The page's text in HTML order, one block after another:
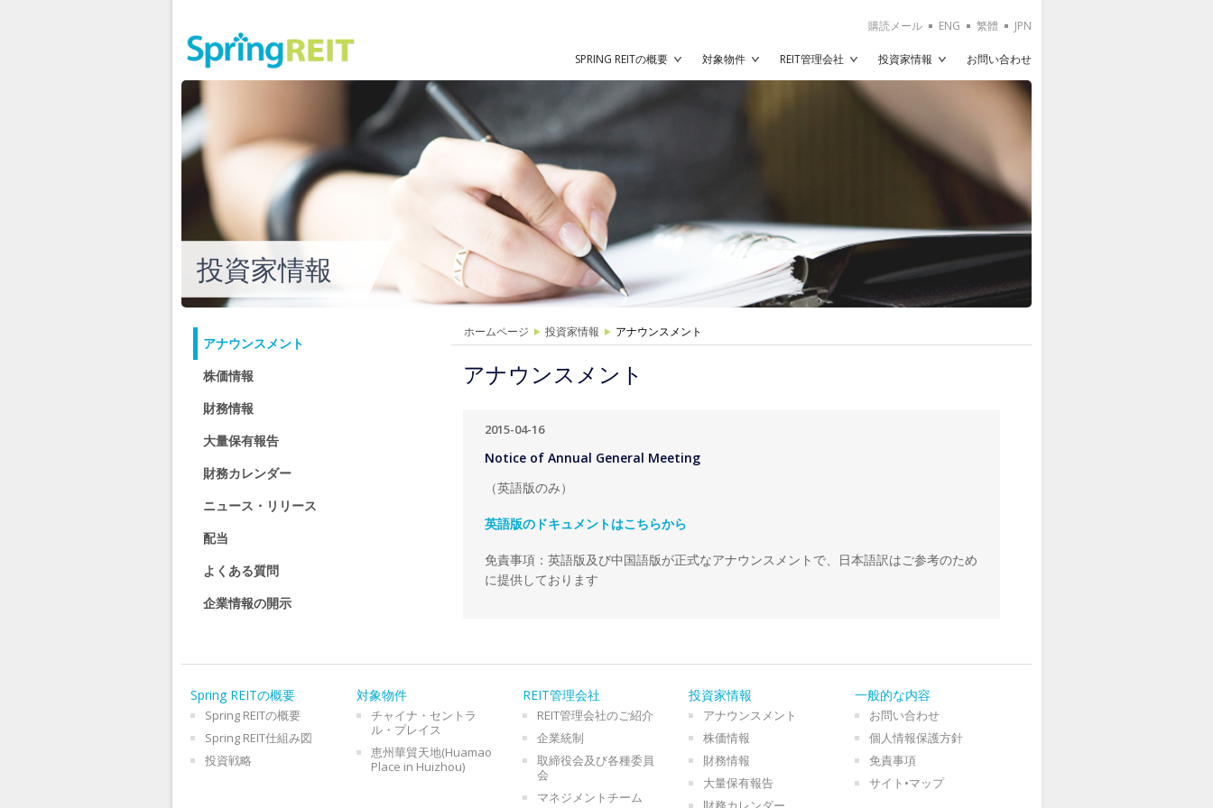
SPRING REITの概要 対象物件 REIT管理会社 投資家情報 お問い合わせ
購読メール ENG 繁體 JPN
投資家情報
アナウンスメント
株価情報
財務情報
大量保有報告
財務カレンダー
ニュース・リリース
配当
よくある質問
企業情報の開示
ホームページ 投資家情報 アナウンスメント
アナウンスメント
2015-04-16
Notice of Annual General Meeting
（英語版のみ）
英語版のドキュメントはこちらから
免責事項：英語版及び中国語版が正式なアナウンスメントで、日本語訳はご参考のため
に提供しております
Spring REITの概要
Spring REITの概要
Spring REIT仕組み図
投資戦略
対象物件
チャイナ・セントラ
ル・プレイス
恵州華貿天地(Huamao
Place in Huizhou)
REIT管理会社
REIT管理会社のご紹介
企業統制
取締役会及び各種委員
会
マネジメントチーム
投資家情報
アナウンスメント
株価情報
財務情報
大量保有報告
一般的な内容
お問い合わせ
個人情報保護方針
免責事項
サイト•マップ